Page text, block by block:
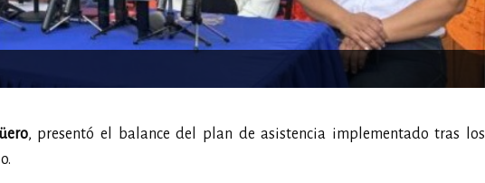
, presentó el balance del plan de asistencia implementado tras los